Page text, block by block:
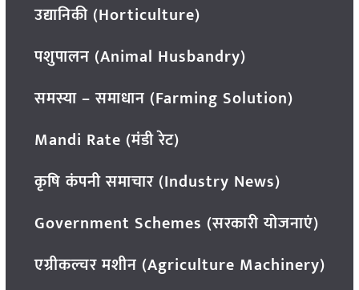
उद्यानिकी (Horticulture)
पशुपालन (Animal Husbandry)
समस्या – समाधान (Farming Solution)
Mandi Rate (मंडी रेट)
कृषि कंपनी समाचार (Industry News)
Government Schemes (सरकारी योजनाएं)
एग्रीकल्चर मशीन (Agriculture Machinery)